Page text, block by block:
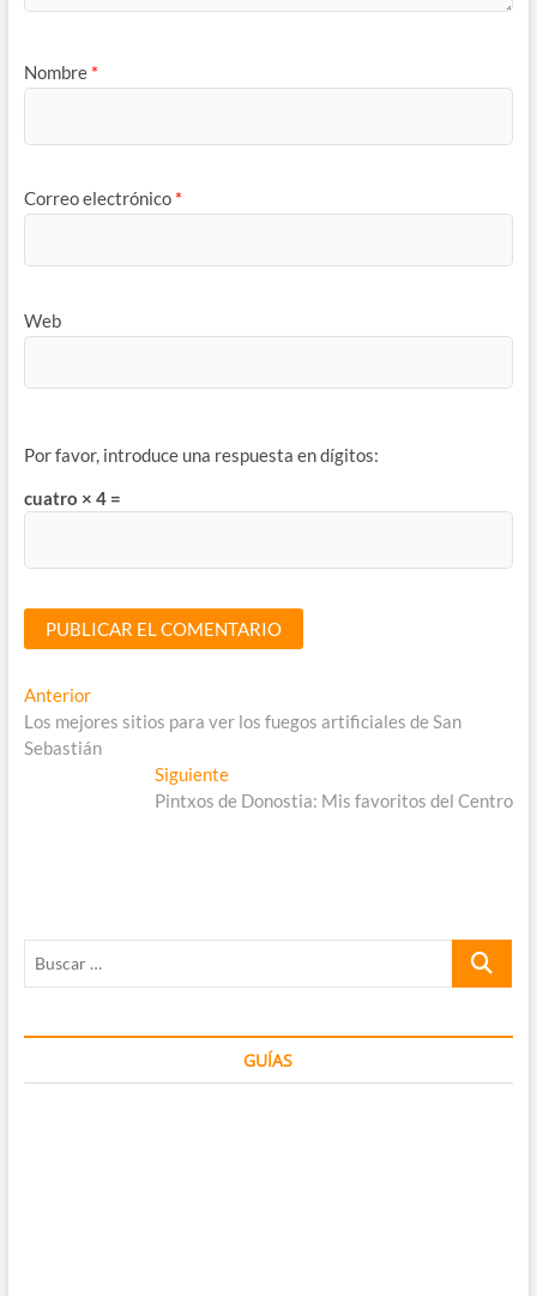
Nombre *
Correo electrónico *
Web
Por favor, introduce una respuesta en dígitos:
cuatro × 4 =
Navegación
de
AnteriorEntrada
anterior:
Los mejores sitios para ver los fuegos artificiales de San
Sebastián
SiguienteEntrada
siguiente:
Pintxos de Donostia: Mis favoritos del Centro
Buscar
GUÍAS